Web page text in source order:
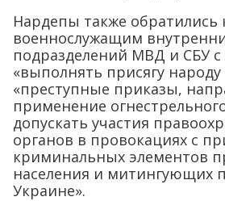
Нардепы также обратились
военнослужащим
подразделений МВД и СБУ
«выполнять присягу
«преступные приказы,
применение
допускать участия
органов в провокациях с
криминальных элементов
населения и митингующих
Украине».